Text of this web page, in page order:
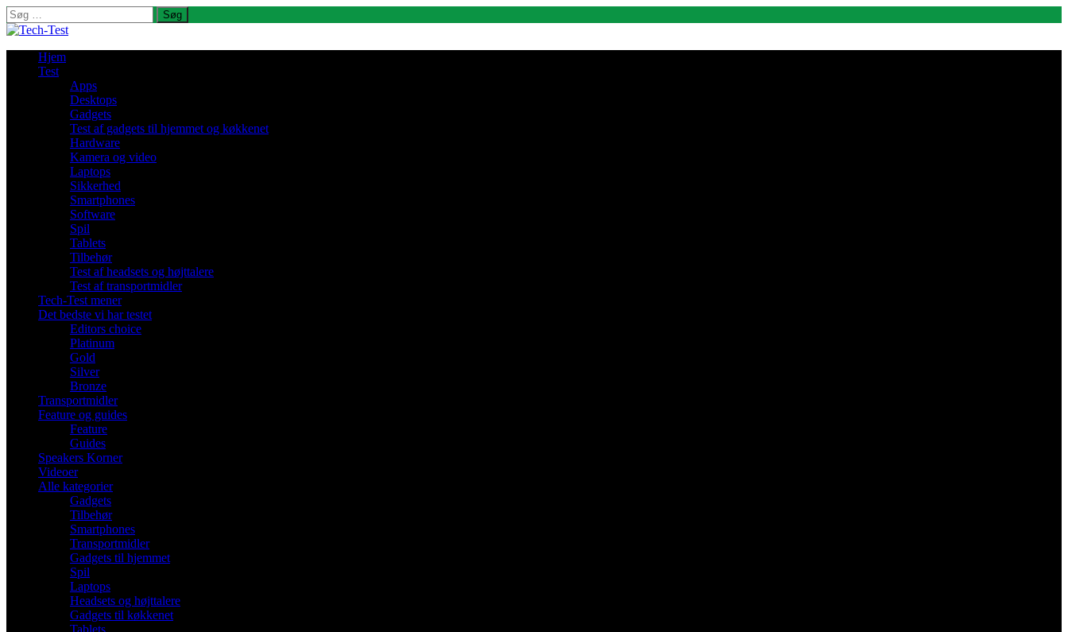
Søg
efter:
Hjem
Test
Apps
Desktops
Gadgets
Test af gadgets til hjemmet og køkkenet
Hardware
Kamera og video
Laptops
Sikkerhed
Smartphones
Software
Spil
Tablets
Tilbehør
Test af headsets og højttalere
Test af transportmidler
Tech-Test mener
Det bedste vi har testet
Editors choice
Platinum
Gold
Silver
Bronze
Transportmidler
Feature og guides
Feature
Guides
Speakers Korner
Videoer
Alle kategorier
Gadgets
Tilbehør
Smartphones
Transportmidler
Gadgets til hjemmet
Spil
Laptops
Headsets og højttalere
Gadgets til køkkenet
Tablets